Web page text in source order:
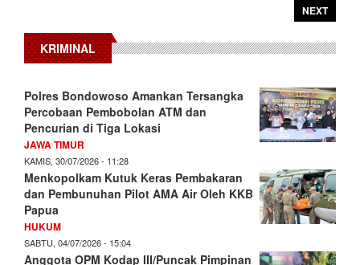
NEXT
KRIMINAL
Polres Bondowoso Amankan Tersangka
Percobaan Pembobolan ATM dan
Pencurian di Tiga Lokasi
JAWA TIMUR
KAMIS, 30/07/2026 - 11:28
Menkopolkam Kutuk Keras Pembakaran
dan Pembunuhan Pilot AMA Air Oleh KKB
Papua
HUKUM
SABTU, 04/07/2026 - 15:04
Anggota OPM Kodap III/Puncak Pimpinan